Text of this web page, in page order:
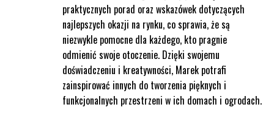
praktycznych porad oraz wskazówek dotyczących
najlepszych okazji na rynku, co sprawia, że są
niezwykle pomocne dla każdego, kto pragnie
odmienić swoje otoczenie. Dzięki swojemu
doświadczeniu i kreatywności, Marek potrafi
zainspirować innych do tworzenia pięknych i
funkcjonalnych przestrzeni w ich domach i ogrodach.